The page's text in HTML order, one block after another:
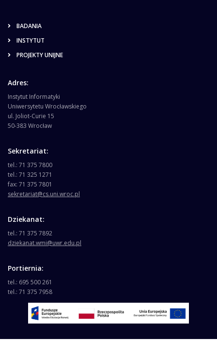
BADANIA
INSTYTUT
PROJEKTY UNIJNE
Adres:
Instytut Informatyki
Uniwersytetu Wrocławskiego
ul. Joliot-Curie 15
50-383 Wrocław
Sekretariat:
tel.: 71 375 7800
tel.: 71 325 1271
fax: 71 375 7801
sekretariat@cs.uni.wroc.pl
Dziekanat:
tel.: 71 375 7892
dziekanat.wmi@uwr.edu.pl
Portiernia:
tel.: 695 500 261
tel.: 71 375 7958